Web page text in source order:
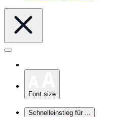
Font size
Schnelleinstieg für ...